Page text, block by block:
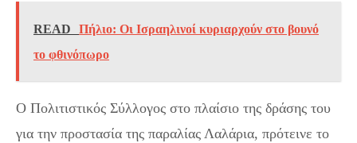
READ
Πήλιο: Οι Ισραηλινοί κυριαρχούν στο βουνό
το φθινόπωρο
Ο Πολιτιστικός Σύλλογος στο πλαίσιο της δράσης του
για την προστασία της παραλίας Λαλάρια, πρότεινε το